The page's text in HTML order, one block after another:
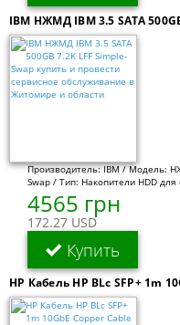
IBM НЖМД IBM 3.5 SATA
Производитель: IBM / Модель:
Swap / Тип: Накопители HDD
4565 грн
172.27 USD
Купить
HP Кабель HP BLc SFP+ 1m